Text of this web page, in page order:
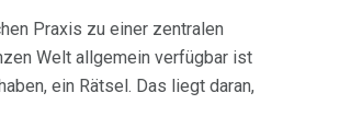
Praxis zu einer zentralen
Welt allgemein verfügbar ist
ein Rätsel. Das liegt daran,